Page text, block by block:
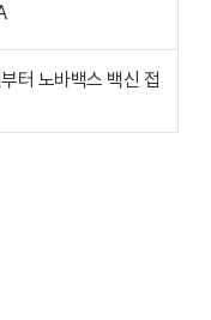
터 노바백스 백신 접